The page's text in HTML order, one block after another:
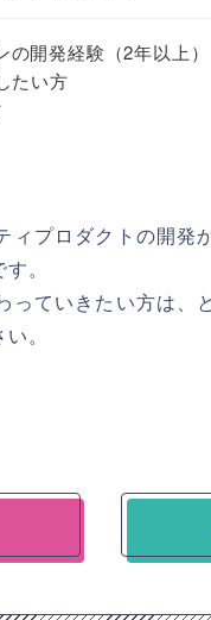
の開発経験（2年以上）
たい方
ィプロダクトの開
。
っていきたい方は
。